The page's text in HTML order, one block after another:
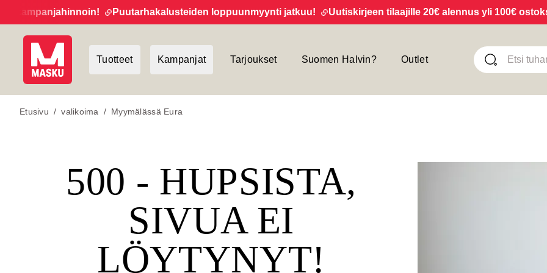
Puutarhakalusteiden loppuunmyynti jatkuu! Uutiskirjeen tilaajille 20€ alennus yli 100€
Tuotteet Kampanjat Tarjoukset Suomen Halvin? Outlet
Etusivu / valikoima / Myymälässä Eura
500 - HUPSISTA,
SIVUA EI
LÖYTYNYT!